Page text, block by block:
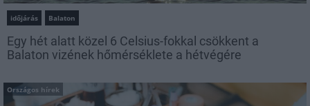
időjárás Balaton
Egy hét alatt közel 6 Celsius-fokkal csökkent a
Balaton vizének hőmérséklete a hétvégére
Országos hírek